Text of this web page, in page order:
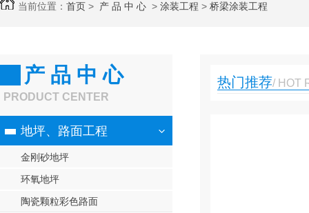
当前位置： 首页 > 产 品 中 心 > 涂装工程 > 桥梁涂装工程
产 品 中 心
PRODUCT CENTER
地坪、路面工程
金刚砂地坪
环氧地坪
陶瓷颗粒彩色路面
热门推荐/ HOT